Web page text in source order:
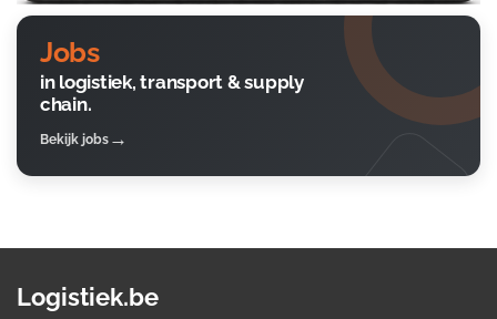
Jobs
in logistiek, transport & supply
chain.
Bekijk jobs
Logistiek.be